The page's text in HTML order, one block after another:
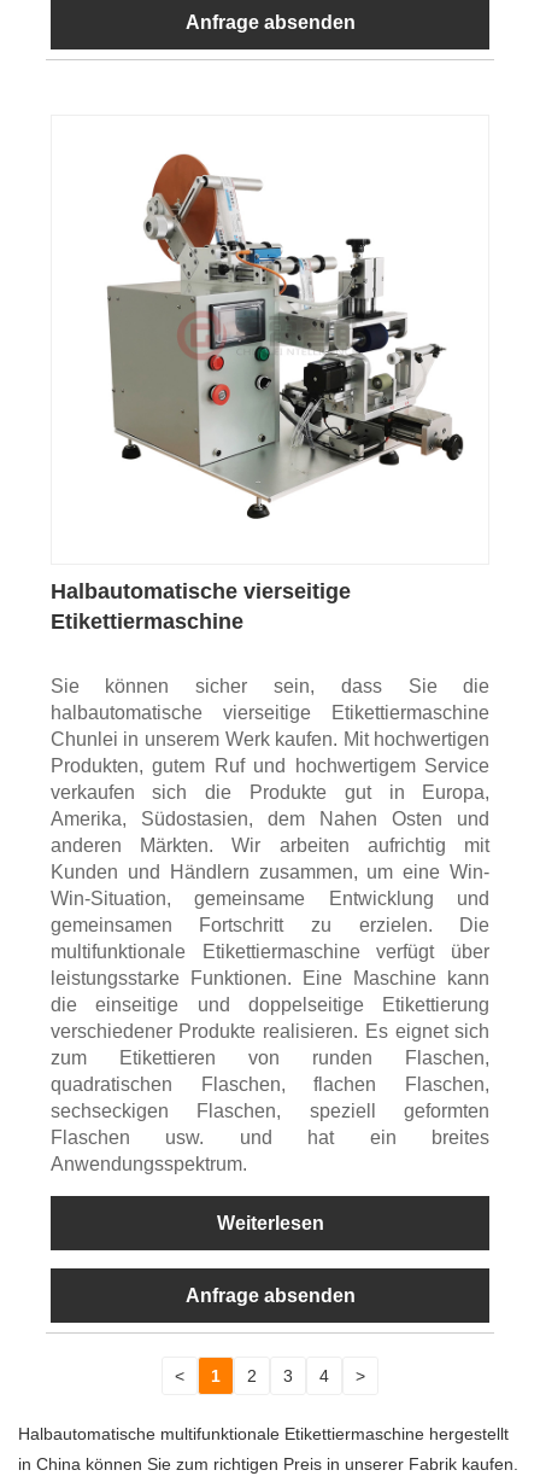
Anfrage absenden
Halbautomatische vierseitige
Etikettiermaschine
Sie können sicher sein, dass Sie die
halbautomatische vierseitige Etikettiermaschine
Chunlei in unserem Werk kaufen. Mit hochwertigen
Produkten, gutem Ruf und hochwertigem Service
verkaufen sich die Produkte gut in Europa,
Amerika, Südostasien, dem Nahen Osten und
anderen Märkten. Wir arbeiten aufrichtig mit
Kunden und Händlern zusammen, um eine Win-
Win-Situation, gemeinsame Entwicklung und
gemeinsamen Fortschritt zu erzielen. Die
multifunktionale Etikettiermaschine verfügt über
leistungsstarke Funktionen. Eine Maschine kann
die einseitige und doppelseitige Etikettierung
verschiedener Produkte realisieren. Es eignet sich
zum Etikettieren von runden Flaschen,
quadratischen Flaschen, flachen Flaschen,
sechseckigen Flaschen, speziell geformten
Flaschen usw. und hat ein breites
Anwendungsspektrum.
Weiterlesen
Anfrage absenden
< 1 2 3 4 >
Halbautomatische multifunktionale Etikettiermaschine hergestellt
in China können Sie zum richtigen Preis in unserer Fabrik kaufen.